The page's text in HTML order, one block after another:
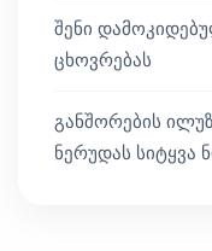
შენი
ცხოვრებას
განშორების
ნერუდას სიტყვა